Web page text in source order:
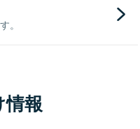
。
報